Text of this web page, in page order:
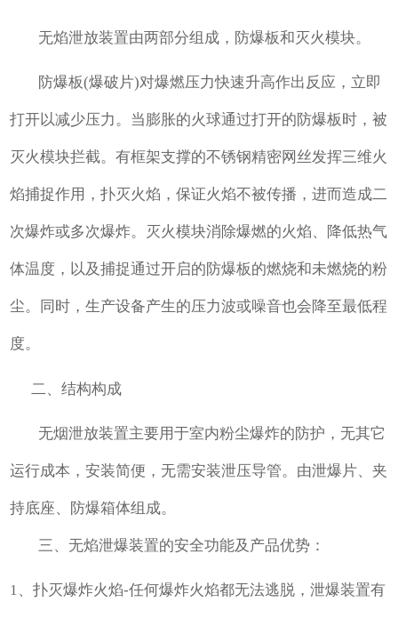
无焰泄放装置由两部分组成，防爆板和灭火模块。
防爆板(爆破片)对爆燃压力快速升高作出反应，立即
打开以减少压力。当膨胀的火球通过打开的防爆板时，被
灭火模块拦截。有框架支撑的不锈钢精密网丝发挥三维火
焰捕捉作用，扑灭火焰，保证火焰不被传播，进而造成二
次爆炸或多次爆炸。灭火模块消除爆燃的火焰、降低热气
体温度，以及捕捉通过开启的防爆板的燃烧和未燃烧的粉
尘。同时，生产设备产生的压力波或噪音也会降至最低程
度。
二、结构构成
无烟泄放装置主要用于室内粉尘爆炸的防护，无其它
运行成本，安装简便，无需安装泄压导管。由泄爆片、夹
持底座、防爆箱体组成。
三、无焰泄爆装置的安全功能及产品优势：
1、扑灭爆炸火焰-任何爆炸火焰都无法逃脱，泄爆装置有